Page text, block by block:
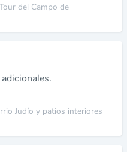
del Campo de
Judío y patios interiores